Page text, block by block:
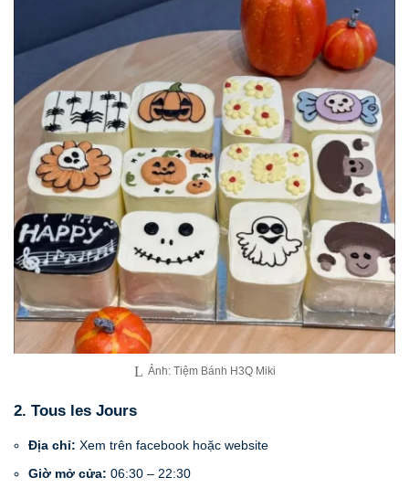
Ảnh: Tiệm Bánh H3Q Miki
2. Tous les Jours
Địa chỉ: Xem trên facebook hoặc website
Giờ mở cửa: 06:30 – 22:30